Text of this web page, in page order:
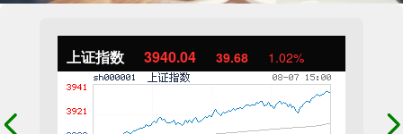
上证指数 3940.04 39.68 1.02%